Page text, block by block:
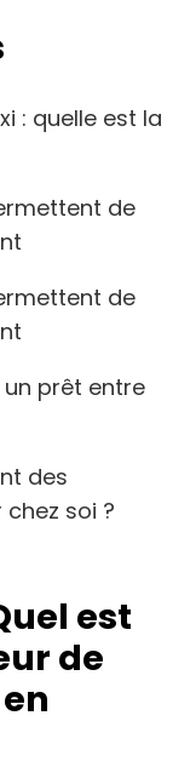
: quelle est la
de
de
prêt entre
des
soi ?
est
de